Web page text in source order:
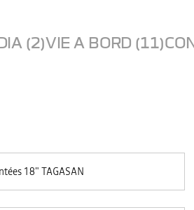
(2)VIE A BORD (11)
18" TAGASAN